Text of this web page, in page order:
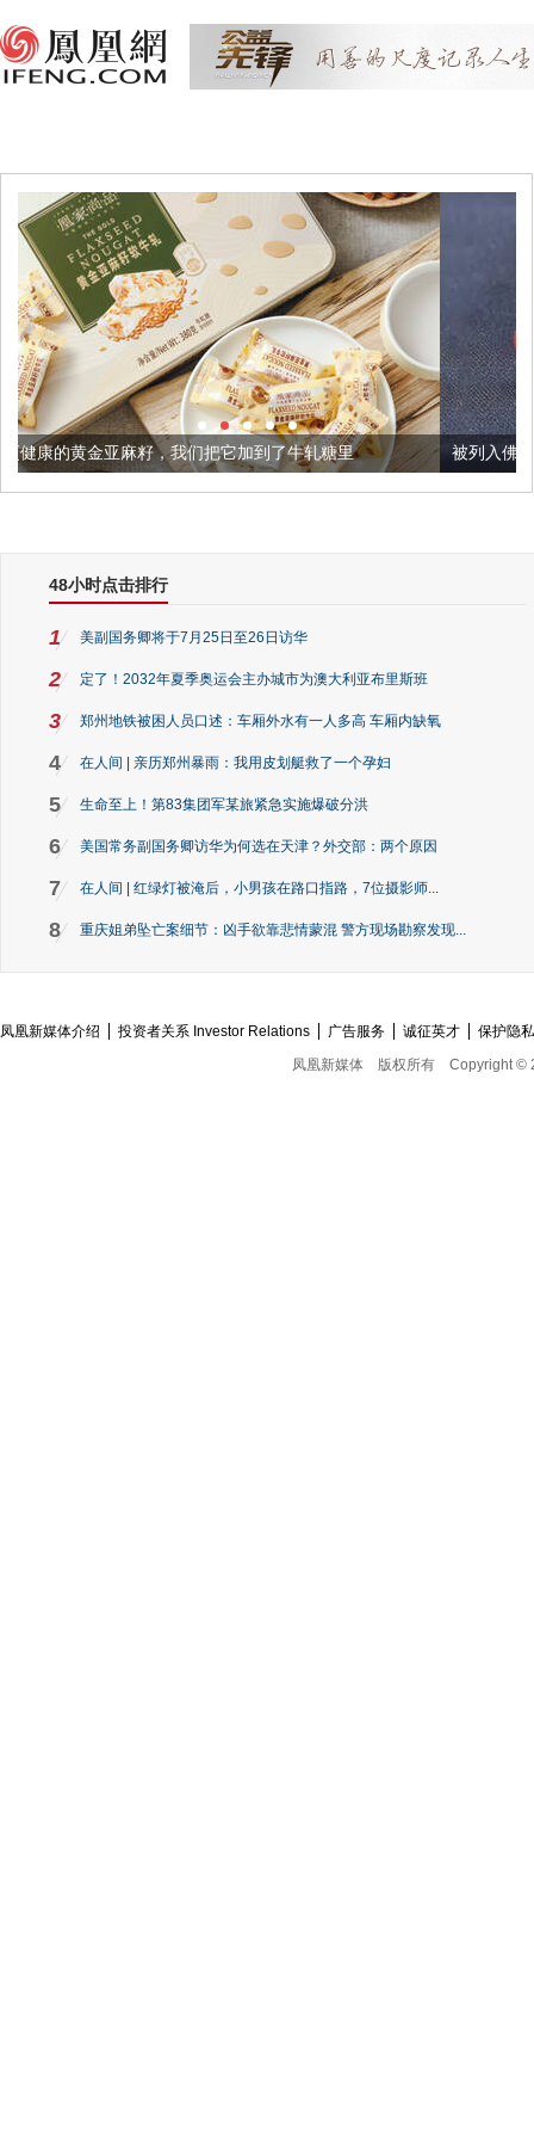
，我们把它加到了牛轧糖里 被列入佛家七宝的它到底有
48小时点击排行
1 美副国务卿将于7月25日至26日访华
2 定了！2032年夏季奥运会主办城市为澳大利亚布里斯班
3 郑州地铁被困人员口述：车厢外水有一人多高 车厢内缺氧
4 在人间 | 亲历郑州暴雨：我用皮划艇救了一个孕妇
5 生命至上！第83集团军某旅紧急实施爆破分洪
6 美国常务副国务卿访华为何选在天津？外交部：两个原因
7 在人间 | 红绿灯被淹后，小男孩在路口指路，7位摄影师...
8 重庆姐弟坠亡案细节：凶手欲靠悲情蒙混 警方现场勘察发现...
凤凰新媒体介绍 投资者关系 Investor Relations 广告服务 诚征英才
保护隐
凤凰新媒体
版权所有 Copyright ©